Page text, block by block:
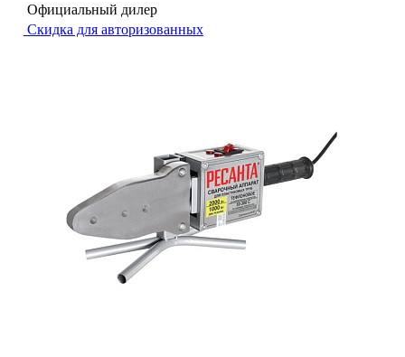
Официальный дилер
Скидка для авторизованных